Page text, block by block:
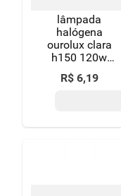
lâmpada
halógena
ourolux clara
h150 120w
127v unidade
R$ 6,19